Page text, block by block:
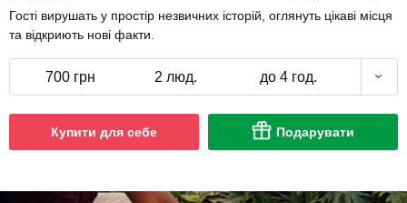
Гості вирушать у простір незвичних історій, оглянуть цікаві місця
та відкриють нові факти.
700 грн 2 люд. до 4 год.
Купити для себе Подарувати